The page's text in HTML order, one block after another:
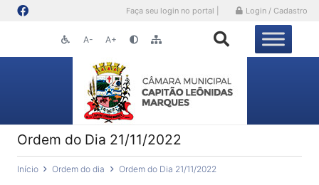
Faça seu login no portal | Login / Cadastro
A- A+
Ordem do Dia 21/11/2022
Início Ordem do dia Ordem do Dia 21/11/2022